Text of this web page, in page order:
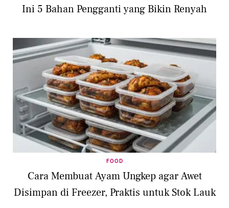
Ini 5 Bahan Pengganti yang Bikin Renyah
FOOD
Cara Membuat Ayam Ungkep agar Awet
Disimpan di Freezer, Praktis untuk Stok Lauk